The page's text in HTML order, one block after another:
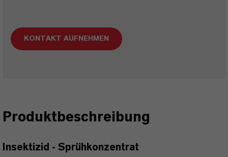
KONTAKT AUFNEHMEN
Produktbeschreibung
Insektizid - Sprühkonzentrat